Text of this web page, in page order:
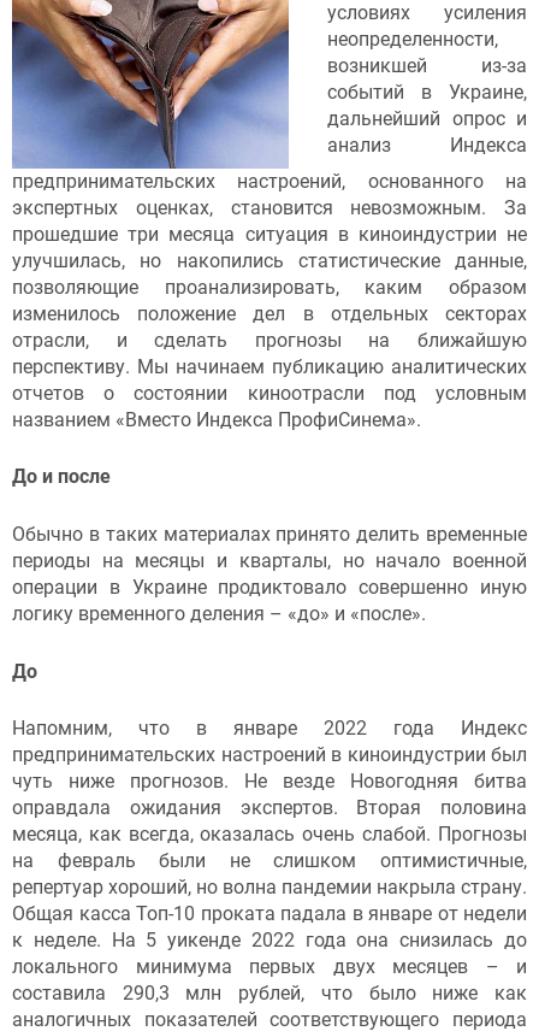
условиях усиления
неопределенности,
возникшей из-за
событий в Украине,
дальнейший опрос и
анализ Индекса
предпринимательских настроений, основанного на
экспертных оценках, становится невозможным. За
прошедшие три месяца ситуация в киноиндустрии не
улучшилась, но накопились статистические данные,
позволяющие проанализировать, каким образом
изменилось положение дел в отдельных секторах
отрасли, и сделать прогнозы на ближайшую
перспективу. Мы начинаем публикацию аналитических
отчетов о состоянии киноотрасли под условным
названием «Вместо Индекса ПрофиСинема».
До и после
Обычно в таких материалах принято делить временные
периоды на месяцы и кварталы, но начало военной
операции в Украине продиктовало совершенно иную
логику временного деления – «до» и «после».
До
Напомним, что в январе 2022 года Индекс
предпринимательских настроений в киноиндустрии был
чуть ниже прогнозов. Не везде Новогодняя битва
оправдала ожидания экспертов. Вторая половина
месяца, как всегда, оказалась очень слабой. Прогнозы
на февраль были не слишком оптимистичные,
репертуар хороший, но волна пандемии накрыла страну.
Общая касса Топ-10 проката падала в январе от недели
к неделе. На 5 уикенде 2022 года она снизилась до
локального минимума первых двух месяцев – и
составила 290,3 млн рублей, что было ниже как
аналогичных показателей соответствующего периода